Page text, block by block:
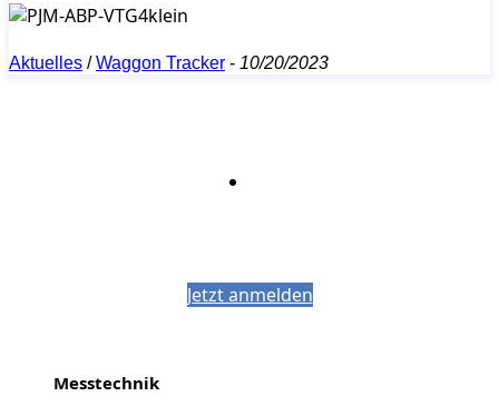
Aktuelles /Waggon Tracker - 10/20/2023
Jetzt anmelden
Messtechnik